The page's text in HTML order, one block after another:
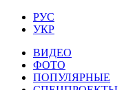
РУС
УКР
ВИДЕО
ФОТО
ПОПУЛЯРНЫЕ